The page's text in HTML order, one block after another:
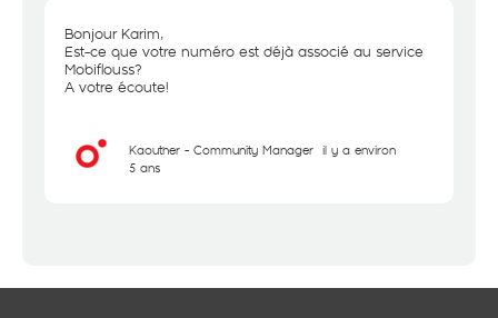
Bonjour Karim,
Est-ce que votre numéro est déjà associé au service
Mobiflouss?
A votre écoute!
Kaouther - Community Manager il y a environ
5 ans